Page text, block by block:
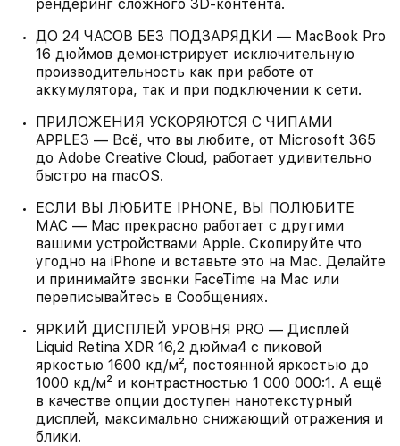
рендеринг сложного 3D‑контента.
ДО 24 ЧАСОВ БЕЗ ПОДЗАРЯДКИ — MacBook Pro
16 дюймов демонстрирует исключительную
производительность как при работе от
аккумулятора, так и при подключении к сети.
ПРИЛОЖЕНИЯ УСКОРЯЮТСЯ С ЧИПАМИ
APPLE3 — Всё, что вы любите, от Microsoft 365
до Adobe Creative Cloud, работает удивительно
быстро на macOS.
ЕСЛИ ВЫ ЛЮБИТЕ IPHONE, ВЫ ПОЛЮБИТЕ
MAC — Mac прекрасно работает с другими
вашими устройствами Apple. Скопируйте что
угодно на iPhone и вставьте это на Mac. Делайте
и принимайте звонки FaceTime на Mac или
переписывайтесь в Сообщениях.
ЯРКИЙ ДИСПЛЕЙ УРОВНЯ PRO — Дисплей
Liquid Retina XDR 16,2 дюйма4 с пиковой
яркостью 1600 кд/м², постоянной яркостью до
1000 кд/м² и контрастностью 1 000 000:1. А ещё
в качестве опции доступен нанотекстурный
дисплей, максимально снижающий отражения и
блики.